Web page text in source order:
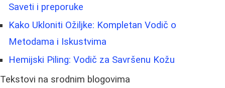
Saveti i preporuke
Kako Ukloniti Ožiljke: Kompletan Vodič o
Metodama i Iskustvima
Hemijski Piling: Vodič za Savršenu Kožu
Tekstovi na srodnim blogovima